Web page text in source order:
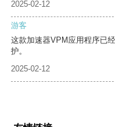
2025-02-12
游客
这款加速器VPM应用程序已
护。
2025-02-12